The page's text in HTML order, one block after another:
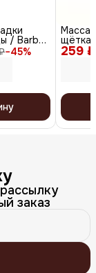
−45%
/ Barber
259 ₽
щётка
заказ